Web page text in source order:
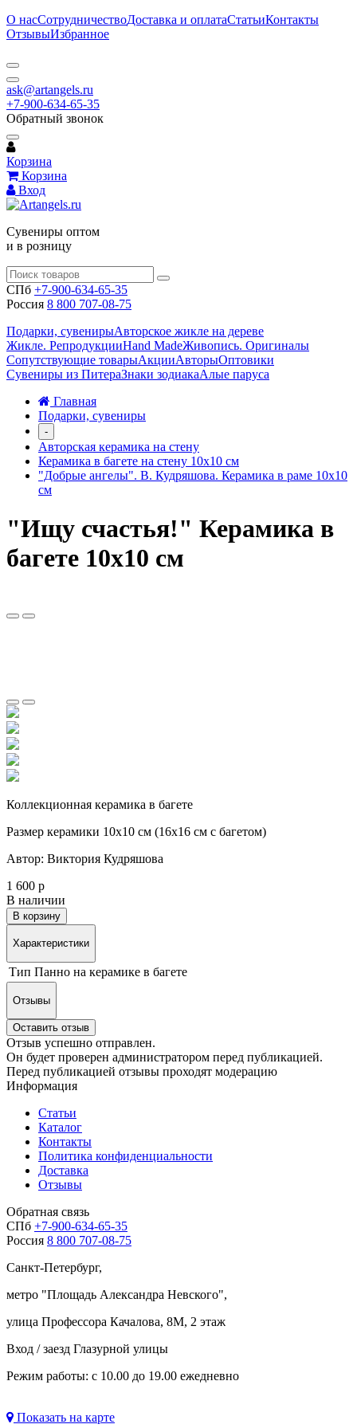
О насСотрудничествоДоставка и оплатаСтатьиКонтакты
ОтзывыИзбранное
ask@artangels.ru
+7-900-634-65-35
Обратный звонок
Корзина
Корзина
Вход
Сувениры оптом
и в розницу
СПб +7-900-634-65-35
Россия 8 800 707-08-75
Подарки, сувенирыАвторское жикле на дереве
Жикле. РепродукцииHand MadeЖивопись. Оригиналы
Сопутствующие товарыАкцииАвторыОптовики
Сувениры из ПитераЗнаки зодиакаАлые паруса
Главная
Подарки, сувениры
-
Авторская керамика на стену
Керамика в багете на стену 10х10 см
"Добрые ангелы". В. Кудряшова. Керамика в раме 10х10
см
"Ищу счастья!" Керамика в
багете 10х10 см
Коллекционная керамика в багете
Размер керамики 10х10 см (16х16 см с багетом)
Автор: Виктория Кудряшова
1 600 р
В наличии
В корзину
Характеристики
Тип Панно на керамике в багете
Отзывы
Оставить отзыв
Отзыв успешно отправлен.
Он будет проверен администратором перед публикацией.
Перед публикацией отзывы проходят модерацию
Информация
Статьи
Каталог
Контакты
Политика конфиденциальности
Доставка
Отзывы
Обратная связь
СПб +7-900-634-65-35
Россия 8 800 707-08-75
Санкт-Петербург,
метро "Площадь Александра Невского",
улица Профессора Качалова, 8М, 2 этаж
Вход / заезд Глазурной улицы
Режим работы: с 10.00 до 19.00 ежедневно
Показать на карте